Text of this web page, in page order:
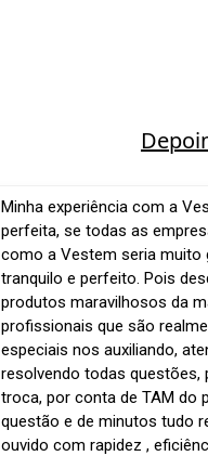
Minha experiência com a
perfeita, se todas as
como a Vestem seria muito
tranquilo e perfeito. Pois
produtos maravilhosos da
profissionais que são
especiais nos auxiliando,
resolvendo todas questões,
troca, por conta de TAM do
questão e de minutos tudo
ouvido com rapidez ,